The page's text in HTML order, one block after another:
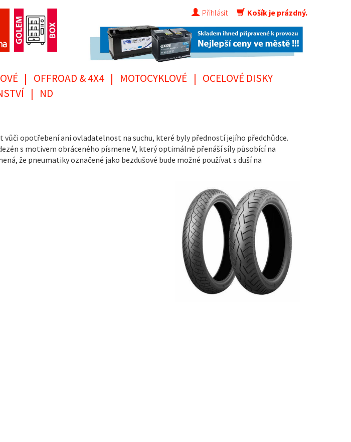
Přihlásit Košík je prázdný.
| OFFROAD & 4X4 | MOTOCYKLOVÉ | OCELOVÉ DISKY
| ND
opotřebení ani ovladatelnost na suchu, které byly předností jejího předchůdce.
s motivem obráceného písmene V, který optimálně přenáší síly působící na
že pneumatiky označené jako bezdušové bude možné používat s duší na